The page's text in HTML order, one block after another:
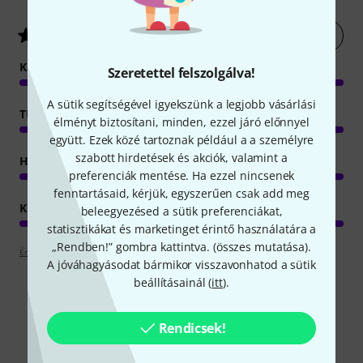
Szeretettel felszolgálva!
A sütik segítségével igyekszünk a legjobb vásárlási
élményt biztosítani, minden, ezzel járó előnnyel
együtt. Ezek közé tartoznak például a a személyre
szabott hirdetések és akciók, valamint a
preferenciák mentése. Ha ezzel nincsenek
fenntartásaid, kérjük, egyszerűen csak add meg
beleegyezésed a sütik preferenciákat,
statisztikákat és marketinget érintő használatára a
„Rendben!” gombra kattintva. (összes mutatása).
A jóváhagyásodat bármikor visszavonhatod a sütik
beállításainál (itt).
Rendicsek!
5/ 5 Értékelés leadása most
KEZELÉS
TULAJDONSAGOK
HANGZÁS
KIVITELEZÉS
Értékelési irányelvek
Alternatívák összevetése